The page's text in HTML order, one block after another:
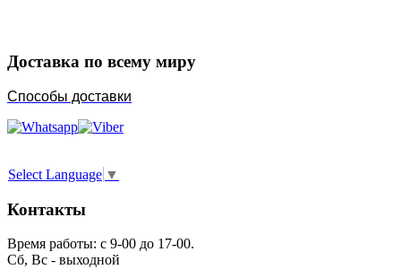
Доставка по всему миру
Способы доставки
Select Language ▼
Контакты
Время работы: с 9-00 до 17-00.
Сб, Вс - выходной